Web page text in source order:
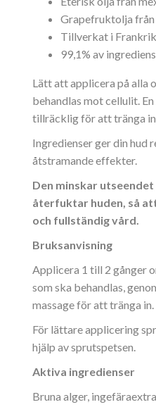
Grapefruktolja
Tillverkat i
99,1% av
Lätt att applicera på alla
behandlas mot cellulit.
tillräcklig för att tränga
Ingredienser ger din hud
åtstramande effekter.
Den minskar
återfuktar huden, så
och fullständig vård.
Bruksanvisning
Applicera 1 till 2 gånger
som ska behandlas,
massage för att tränga in.
För lättare applicering
hjälp av sprutspetsen.
Aktiva ingredienser
Bruna alger,